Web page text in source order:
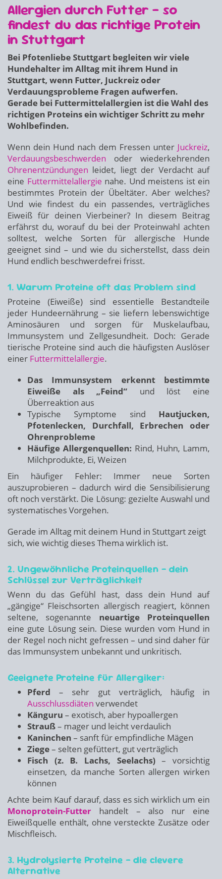
Allergien durch Futter – so
findest du das richtige Protein
in Stuttgart
Bei Pfotenliebe Stuttgart begleiten wir viele
Hundehalter im Alltag mit ihrem Hund in
Stuttgart, wenn Futter, Juckreiz oder
Verdauungsprobleme Fragen aufwerfen.
Gerade bei Futtermittelallergien ist die Wahl des
richtigen Proteins ein wichtiger Schritt zu mehr
Wohlbefinden.
Wenn dein Hund nach dem Fressen unter Juckreiz,
Verdauungsbeschwerden oder wiederkehrenden
Ohrenentzündungen leidet, liegt der Verdacht auf
eine Futtermittelallergie nahe. Und meistens ist ein
bestimmtes Protein der Übeltäter. Aber welches?
Und wie findest du ein passendes, verträgliches
Eiweiß für deinen Vierbeiner? In diesem Beitrag
erfährst du, worauf du bei der Proteinwahl achten
solltest, welche Sorten für allergische Hunde
geeignet sind – und wie du sicherstellst, dass dein
Hund endlich beschwerdefrei frisst.
1. Warum Proteine oft das Problem sind
Proteine (Eiweiße) sind essentielle Bestandteile
jeder Hundeernährung – sie liefern lebenswichtige
Aminosäuren und sorgen für Muskelaufbau,
Immunsystem und Zellgesundheit. Doch: Gerade
tierische Proteine sind auch die häufigsten Auslöser
einer Futtermittelallergie.
Das Immunsystem erkennt bestimmte
Eiweiße als „Feind“ und löst eine
Überreaktion aus
Typische Symptome sind Hautjucken,
Pfotenlecken, Durchfall, Erbrechen oder
Ohrenprobleme
Häufige Allergenquellen: Rind, Huhn, Lamm,
Milchprodukte, Ei, Weizen
Ein häufiger Fehler: Immer neue Sorten
auszuprobieren – dadurch wird die Sensibilisierung
oft noch verstärkt. Die Lösung: gezielte Auswahl und
systematisches Vorgehen.
Gerade im Alltag mit deinem Hund in Stuttgart zeigt
sich, wie wichtig dieses Thema wirklich ist.
2. Ungewöhnliche Proteinquellen – dein
Schlüssel zur Verträglichkeit
Wenn du das Gefühl hast, dass dein Hund auf
„gängige“ Fleischsorten allergisch reagiert, können
seltene, sogenannte neuartige Proteinquellen
eine gute Lösung sein. Diese wurden vom Hund in
der Regel noch nicht gefressen – und sind daher für
das Immunsystem unbekannt und unkritisch.
Geeignete Proteine für Allergiker:
Pferd – sehr gut verträglich, häufig in
Ausschlussdiäten verwendet
Känguru – exotisch, aber hypoallergen
Strauß– mager und leicht verdaulich
Kaninchen – sanft für empfindliche Mägen
Ziege– selten gefüttert, gut verträglich
Fisch (z. B. Lachs, Seelachs) – vorsichtig
einsetzen, da manche Sorten allergen wirken
können
Achte beim Kauf darauf, dass es sich wirklich um ein
Monoprotein-Futter handelt – also nur eine
Eiweißquelle enthält, ohne versteckte Zusätze oder
Mischfleisch.
3. Hydrolysierte Proteine – die clevere
Alternative